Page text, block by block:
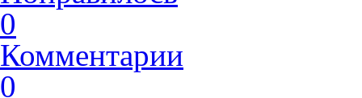
0
Комментарии
0